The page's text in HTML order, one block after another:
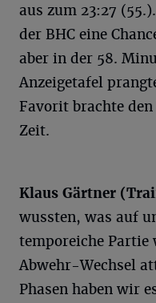
aus zum 23:27
der BHC eine
aber in der 58.
Anzeigetafel
Favorit brachte
Zeit.
Klaus Gärtner
wussten, was auf
temporeiche
Abwehr-Wechsel
Phasen haben wir